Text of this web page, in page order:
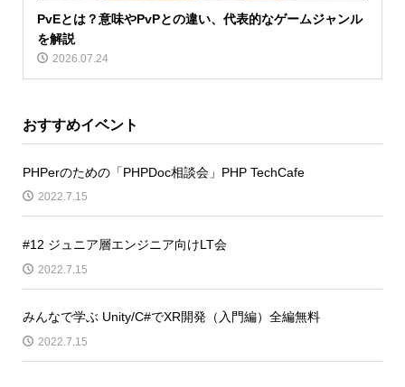
PvEとは？意味やPvPとの違い、代表的なゲームジャンル
を解説
2026.07.24
おすすめイベント
PHPerのための「PHPDoc相談会」PHP TechCafe
2022.7.15
#12 ジュニア層エンジニア向けLT会
2022.7.15
みんなで学ぶ Unity/C#でXR開発（入門編）全編無料
2022.7.15